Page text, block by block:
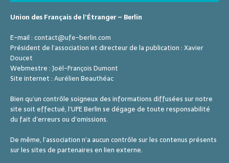
Union des Français de l’Étranger – Berlin
E-mail :contact@ufe-berlin.com
Président de l’association et directeur de la publication :Xavier
Doucet
Webmestre :Joël-François Dumont
Site internet :Aurélien Beauthéac
Bien qu’un contrôle soigneux des informations diffusées sur notre
site soit effectué, l’UFE Berlin se dégage de toute responsabilité
du fait d’erreurs ou d’omissions.
De même, l’association n’a aucun contrôle sur les contenus présents
sur les sites de partenaires en lien externe.